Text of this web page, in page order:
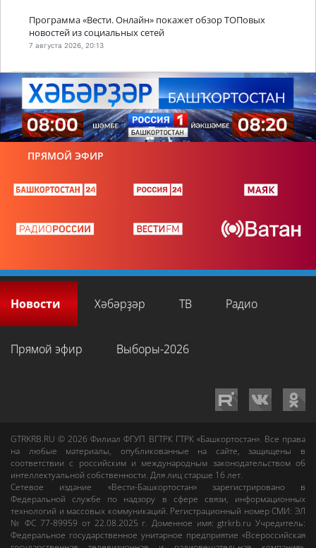
Программа «Вести. Онлайн» покажет обзор ТОПовых
новостей из социальных сетей
7 августа 2026, 20:13
ПРЯМОЙ ЭФИР
Новости Хәбәрҙәр ТВ Радио
Прямой эфир Выборы-2026
GTRKRB.RU © 2026Филиал ФГУП ВГТРК ГТРК «Башкортостан». Все права
на любые материалы, опубликованные на сайте, защищены в
соответствии с российским и международным законодательством об
интеллектуальной собственности. Для лиц старше 16 лет.
Сетевое издание «Вести-Башкортостан»зарегистрировано в
Федеральной службе по надзору в сфере связи, информационных
технологий и массовых коммуникаций. Регистрационный номер СМИ: ЭЛ
№ ФС 77-89959 от 22.08.2025 г. Доменное имя:gtrkrb.ru Учредитель:
Федеральное государственное унитарное предприятие «Всероссийская